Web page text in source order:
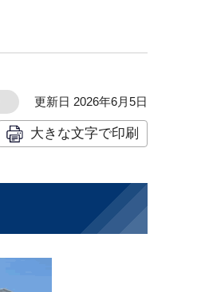
更新日 2026年6月5日
大きな文字で印刷